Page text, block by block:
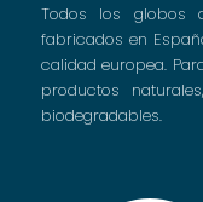
Todos los globos
fabricados en
calidad europea.
productos
biodegradables.